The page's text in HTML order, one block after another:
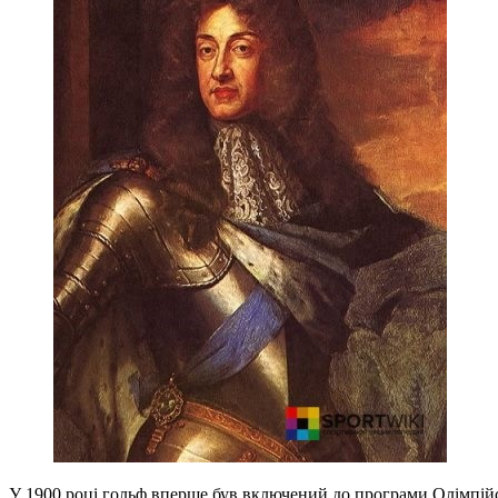
У 1900 році гольф вперше був включений до програми